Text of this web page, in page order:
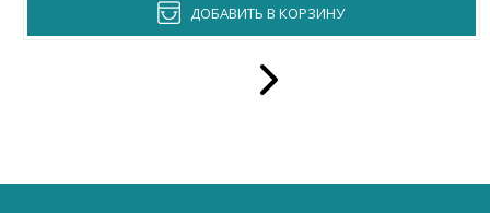
ДОБАВИТЬ В КОРЗИНУ